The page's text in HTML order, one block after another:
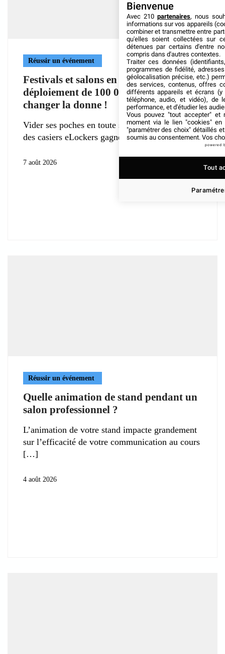
Réussir un événement
Festivals et salons en Europe : le
déploiement de 100 000 eLockers va
changer la donne !
Vider ses poches en toute sécurité : la déferlante
des casiers eLockers gagne
7 août 2026
Réussir un événement
Quelle animation de stand pendant un
salon professionnel ?
L’animation de votre stand impacte grandement
sur l’efficacité de votre communication au cours
4 août 2026
Bienvenue
Avec 210 partenaires, nous
informations sur vos appareils
combiner et transmettre entre
qu'elles soient collectées sur
détenues par certains d'entre
compris dans d'autres contextes.
Traiter ces données
programmes de fidélité,
géolocalisation précise, etc.)
des services, contenus, offres
différents appareils et écrans (y
téléphone, audio, et vidéo), de
performance, et d'étudier les
Vous pouvez "tout accepter" et
moment via le lien "cookies" en
"paramétrer des choix" détaillés
soumis au consentement. Vos
powered
Tout